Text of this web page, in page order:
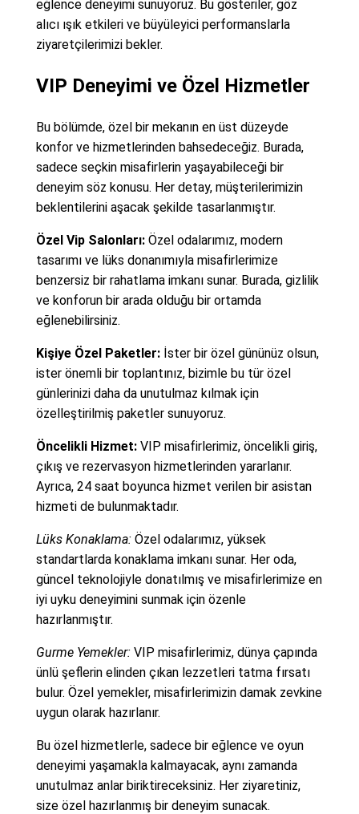
eğlence deneyimi sunuyoruz. Bu gösteriler, göz
alıcı ışık etkileri ve büyüleyici performanslarla
ziyaretçilerimizi bekler.
VIP Deneyimi ve Özel Hizmetler
Bu bölümde, özel bir mekanın en üst düzeyde
konfor ve hizmetlerinden bahsedeceğiz. Burada,
sadece seçkin misafirlerin yaşayabileceği bir
deneyim söz konusu. Her detay, müşterilerimizin
beklentilerini aşacak şekilde tasarlanmıştır.
Özel Vip Salonları:Özel odalarımız, modern
tasarımı ve lüks donanımıyla misafirlerimize
benzersiz bir rahatlama imkanı sunar. Burada, gizlilik
ve konforun bir arada olduğu bir ortamda
eğlenebilirsiniz.
Kişiye Özel Paketler:İster bir özel gününüz olsun,
ister önemli bir toplantınız, bizimle bu tür özel
günlerinizi daha da unutulmaz kılmak için
özelleştirilmiş paketler sunuyoruz.
Öncelikli Hizmet:VIP misafirlerimiz, öncelikli giriş,
çıkış ve rezervasyon hizmetlerinden yararlanır.
Ayrıca, 24 saat boyunca hizmet verilen bir asistan
hizmeti de bulunmaktadır.
Lüks Konaklama:Özel odalarımız, yüksek
standartlarda konaklama imkanı sunar. Her oda,
güncel teknolojiyle donatılmış ve misafirlerimize en
iyi uyku deneyimini sunmak için özenle
hazırlanmıştır.
Gurme Yemekler:VIP misafirlerimiz, dünya çapında
ünlü şeflerin elinden çıkan lezzetleri tatma fırsatı
bulur. Özel yemekler, misafirlerimizin damak zevkine
uygun olarak hazırlanır.
Bu özel hizmetlerle, sadece bir eğlence ve oyun
deneyimi yaşamakla kalmayacak, aynı zamanda
unutulmaz anlar biriktireceksiniz. Her ziyaretiniz,
size özel hazırlanmış bir deneyim sunacak.